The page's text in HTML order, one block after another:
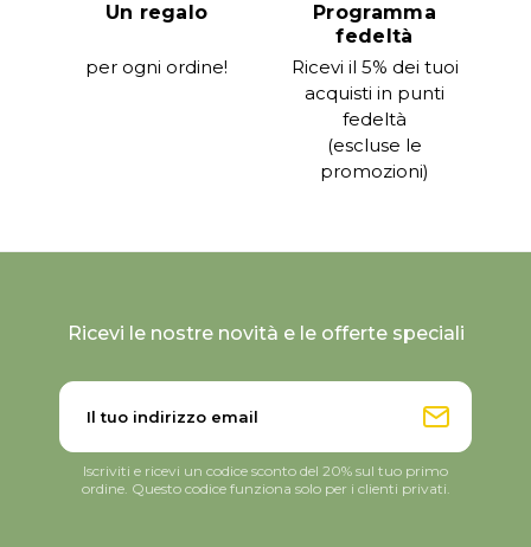
Un regalo
per ogni ordine!
Programma
fedeltà
Ricevi il 5% dei tuoi
acquisti in punti
fedeltà
(escluse le
promozioni)
Ricevi le nostre novità e le offerte speciali
Iscriviti e ricevi un codice sconto del 20% sul tuo primo
ordine. Questo codice funziona solo per i clienti privati.